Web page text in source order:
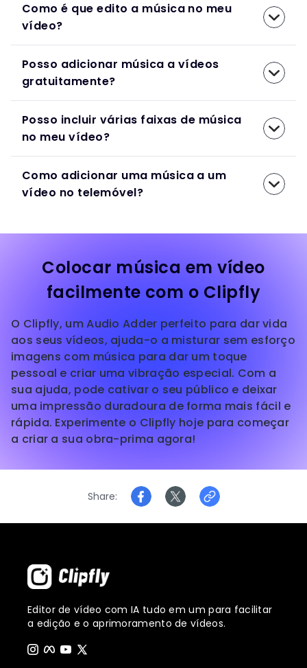
Como é que edito a música no meu
vídeo?
Posso adicionar música a vídeos
gratuitamente?
Posso incluir várias faixas de música
no meu vídeo?
Como adicionar uma música a um
vídeo no telemóvel?
Colocar música em vídeo
facilmente com o Clipfly
O Clipfly, um Audio Adder perfeito para dar vida
aos seus vídeos, ajuda-o a misturar sem esforço
imagens com música para dar um toque
pessoal e criar uma vibração especial. Com a
sua ajuda, pode cativar o seu público e deixar
uma impressão duradoura de forma mais fácil e
rápida. Experimente o Clipfly hoje para começar
a criar a sua obra-prima agora!
Share
Editor de vídeo com IA tudo em um para facilitar
a edição e o aprimoramento de vídeos.